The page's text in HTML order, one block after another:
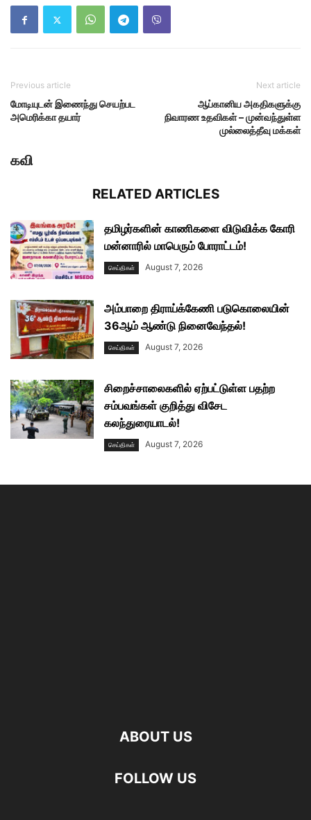
Previous article
மோடியுடன் இணைந்து செயற்பட
அமெரிக்கா தயார்
Next article
ஆப்கானிய அகதிகளுக்கு
நிவாரண உதவிகள் – முன்வந்துள்ள
முல்லைத்தீவு மக்கள்
கவி
RELATED ARTICLES
தமிழர்களின் காணிகளை விடுவிக்க கோரி
மன்னாரில் மாபெரும் போராட்டம்!
செய்திகள் August 7, 2026
அம்பாறை திராய்க்கேணி படுகொலையின்
36ஆம் ஆண்டு நினைவேந்தல்!
செய்திகள் August 7, 2026
சிறைச்சாலைகளில் ஏற்பட்டுள்ள பதற்ற
சம்பவங்கள் குறித்து விசேட
கலந்துரையாடல்!
செய்திகள் August 7, 2026
ABOUT US
FOLLOW US